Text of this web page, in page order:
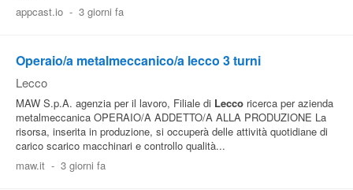
appcast.io - 3 giorni fa
Operaio/a metalmeccanico/a lecco 3 turni
Lecco
MAW S.p.A. agenzia per il lavoro, Filiale di Lecco ricerca per azienda
metalmeccanica OPERAIO/A ADDETTO/A ALLA PRODUZIONE La
risorsa, inserita in produzione, si occuperà delle attività quotidiane di
carico scarico macchinari e controllo qualità...
maw.it - 3 giorni fa